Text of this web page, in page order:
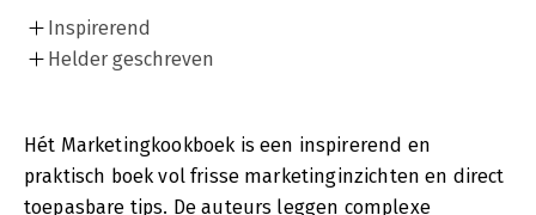
Inspirerend
Helder geschreven
Hét Marketingkookboek is een inspirerend en
praktisch boek vol frisse marketinginzichten en direct
toepasbare tips. De auteurs leggen complexe